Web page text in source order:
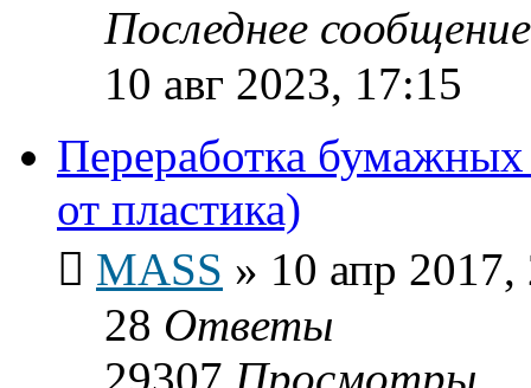
Последнее
10 авг 2023, 17:15
Переработка бумажных
от пластика)
MASS » 10 апр 2017,
28 Ответы
29307 Просмотры